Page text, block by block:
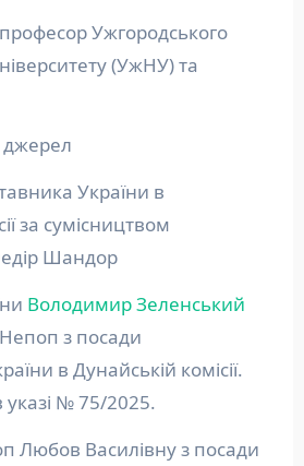
(УжНУ) та
джерел
України в
за сумісництвом
Шандор
Володимир Зеленський
з посади
в Дунайській комісії.
указі № 75/2025.
Любов Василівну з посади